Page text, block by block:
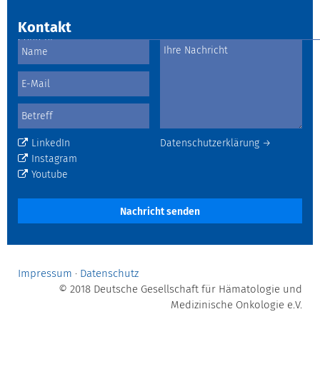
Kontakt
Datenschutzerklärung →
LinkedIn
Instagram
Youtube
Nachricht senden
Impressum · Datenschutz
© 2018 Deutsche Gesellschaft für Hämatologie und
Medizinische Onkologie e.V.